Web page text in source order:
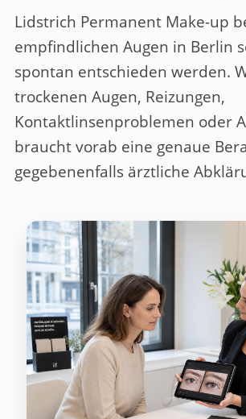
Lidstrich Permanent Make-up
empfindlichen Augen in Berlin
spontan entschieden werden.
trockenen Augen, Reizungen,
Kontaktlinsenproblemen oder
braucht vorab eine genaue
gegebenenfalls ärztliche